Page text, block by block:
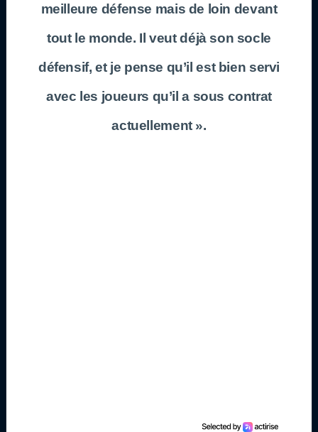
meilleure défense mais de loin devant
tout le monde. Il veut déjà son socle
défensif, et je pense qu’il est bien servi
avec les joueurs qu’il a sous contrat
actuellement ».